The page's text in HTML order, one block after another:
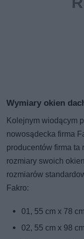
Wymiary okien
Kolejnym wiodącym
nowosądecka firma
producentów firma ta
rozmiary swoich
rozmiarów
Fakro:
01, 55 cm x 78
02, 55 cm x 98